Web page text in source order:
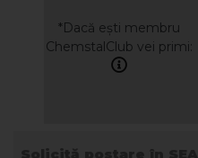
*Dacă ești membru
ChemstalClub vei primi: